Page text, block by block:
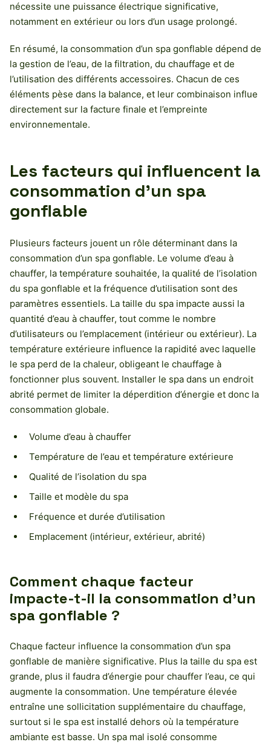
nécessite une puissance électrique significative,
notamment en extérieur ou lors d’un usage prolongé.
En résumé, la consommation d’un spa gonflable dépend de
la gestion de l’eau, de la filtration, du chauffage et de
l’utilisation des différents accessoires. Chacun de ces
éléments pèse dans la balance, et leur combinaison influe
directement sur la facture finale et l’empreinte
environnementale.
Les facteurs qui influencent la
consommation d’un spa
gonflable
Plusieurs facteurs jouent un rôle déterminant dans la
consommation d’un spa gonflable. Le volume d’eau à
chauffer, la température souhaitée, la qualité de l’isolation
du spa gonflable et la fréquence d’utilisation sont des
paramètres essentiels. La taille du spa impacte aussi la
quantité d’eau à chauffer, tout comme le nombre
d’utilisateurs ou l’emplacement (intérieur ou extérieur). La
température extérieure influence la rapidité avec laquelle
le spa perd de la chaleur, obligeant le chauffage à
fonctionner plus souvent. Installer le spa dans un endroit
abrité permet de limiter la déperdition d’énergie et donc la
consommation globale.
Volume d’eau à chauffer
Température de l’eau et température extérieure
Qualité de l’isolation du spa
Taille et modèle du spa
Fréquence et durée d’utilisation
Emplacement (intérieur, extérieur, abrité)
Comment chaque facteur
impacte-t-il la consommation d’un
spa gonflable ?
Chaque facteur influence la consommation d’un spa
gonflable de manière significative. Plus la taille du spa est
grande, plus il faudra d’énergie pour chauffer l’eau, ce qui
augmente la consommation. Une température élevée
entraîne une sollicitation supplémentaire du chauffage,
surtout si le spa est installé dehors où la température
ambiante est basse. Un spa mal isolé consomme